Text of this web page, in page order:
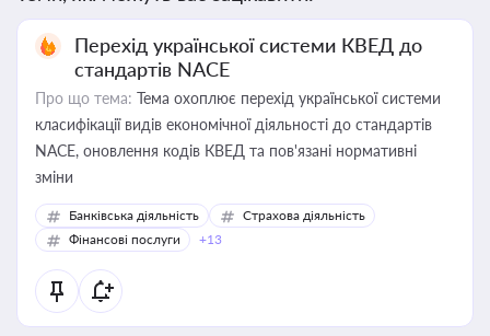
Перехід української системи КВЕД до
стандартів NACE
Про що тема: Тема охоплює перехід української системи
класифікації видів економічної діяльності до стандартів
NACE, оновлення кодів КВЕД та пов'язані нормативні
зміни
Банківська діяльність
Страхова діяльність
Фінансові послуги
+13